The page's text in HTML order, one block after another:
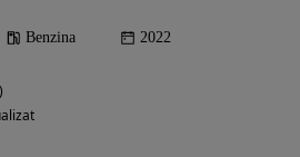
Benzina 2022